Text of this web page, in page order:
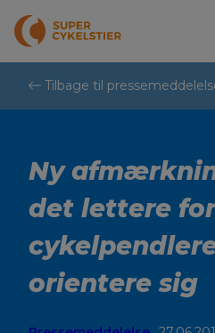
indhold
Tilbage til
Ny
det lettere for
orientere sig